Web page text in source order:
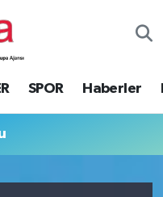
SPOR Haberler